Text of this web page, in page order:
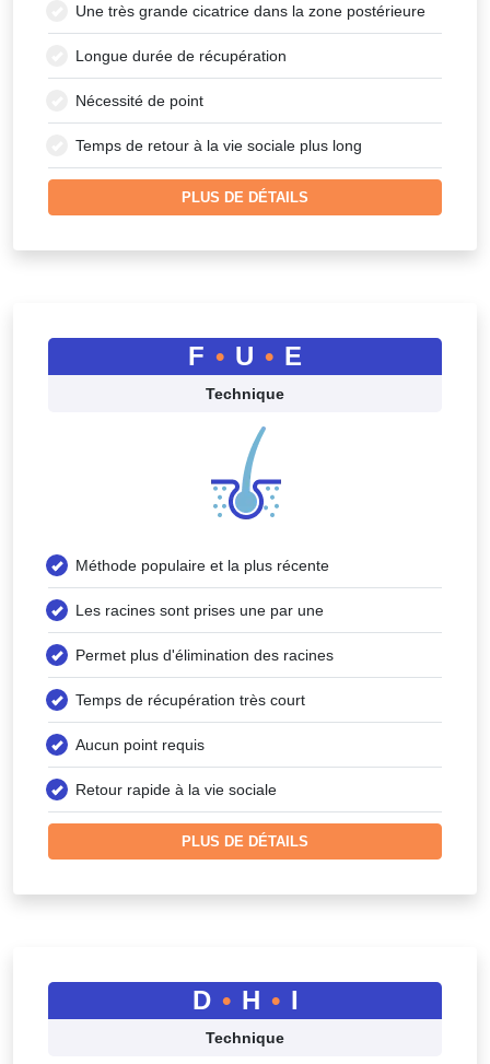
Une très grande cicatrice dans la zone postérieure
Longue durée de récupération
Nécessité de point
Temps de retour à la vie sociale plus long
PLUS DE DÉTAILS
F • U • E
Technique
Méthode populaire et la plus récente
Les racines sont prises une par une
Permet plus d'élimination des racines
Temps de récupération très court
Aucun point requis
Retour rapide à la vie sociale
PLUS DE DÉTAILS
D • H • I
Technique